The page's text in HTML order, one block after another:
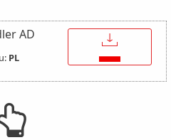
AD
PL
↓